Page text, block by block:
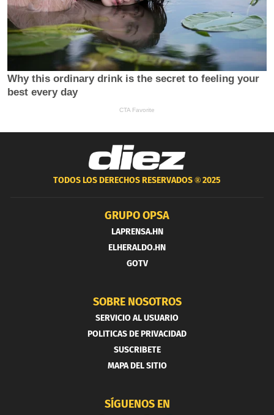
TODOS LOS DERECHOS RESERVADOS ®2025
GRUPO OPSA
LAPRENSA.HN
ELHERALDO.HN
GOTV
SOBRE NOSOTROS
SERVICIO AL USUARIO
POLITICAS DE PRIVACIDAD
SUSCRIBETE
MAPA DEL SITIO
SÍGUENOS EN